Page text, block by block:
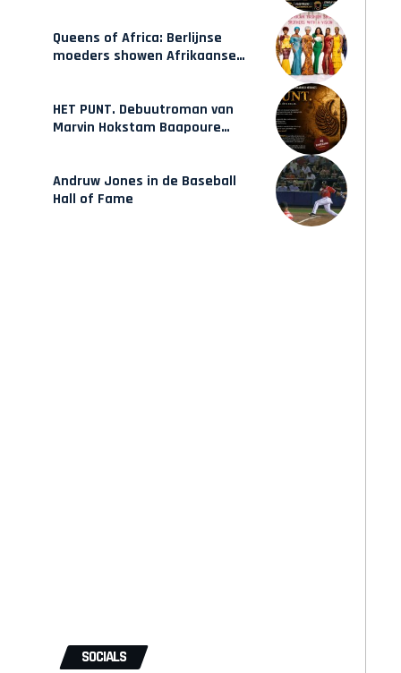
Queens of Africa: Berlijnse
moeders showen Afrikaanse
HET PUNT. Debuutroman van
Marvin Hokstam Baapoure
Andruw Jones in de Baseball
Hall of Fame
SOCIALS